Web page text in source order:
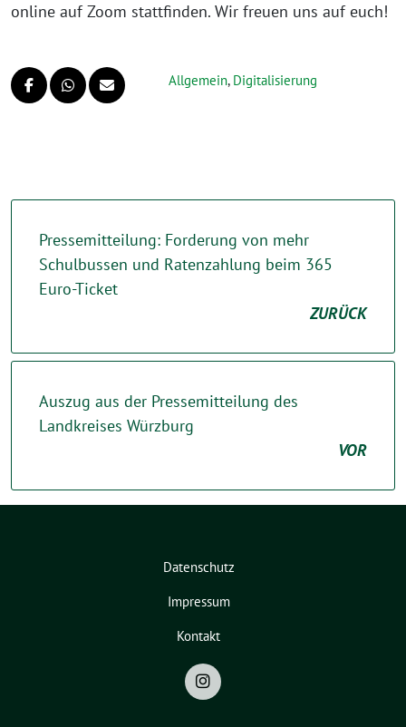
online auf Zoom stattfinden. Wir freuen uns auf euch!
Allgemein, Digitalisierung
Pressemitteilung: Forderung von mehr
Schulbussen und Ratenzahlung beim 365
Euro-Ticket
ZURÜCK
Auszug aus der Pressemitteilung des
Landkreises Würzburg
VOR
Datenschutz
Impressum
Kontakt